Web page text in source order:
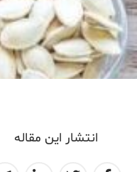
انتشار این مقاله